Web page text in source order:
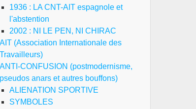
1936 : LA CNT-AIT espagnole et
l'abstention
2002 : NI LE PEN, NI CHIRAC
AIT (Association Internationale des
Travailleurs)
ANTI-CONFUSION (postmodernisme,
pseudos anars et autres bouffons)
ALIENATION SPORTIVE
SYMBOLES